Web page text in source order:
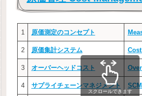
1 原価測定のコンセプト
2 原価集計システム
3 オーバーヘッドコスト
4 サプライチェーンマネジメント
スクロールできます